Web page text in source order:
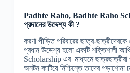
Padhte Raho, Badhte Raho
প্রদানের উদ্দেশ্য কী ?
করণা পীড়িত পরিবারের ছাত্র-
প্রধান উদ্দেশ্য হলো একটি শক্তিশালী
Scholarship এর মাধ্যমে ছাত্রছাত্রীরা
অনটন কাটিয়ে নিশ্চিন্তে তাদের পড়াশোনা